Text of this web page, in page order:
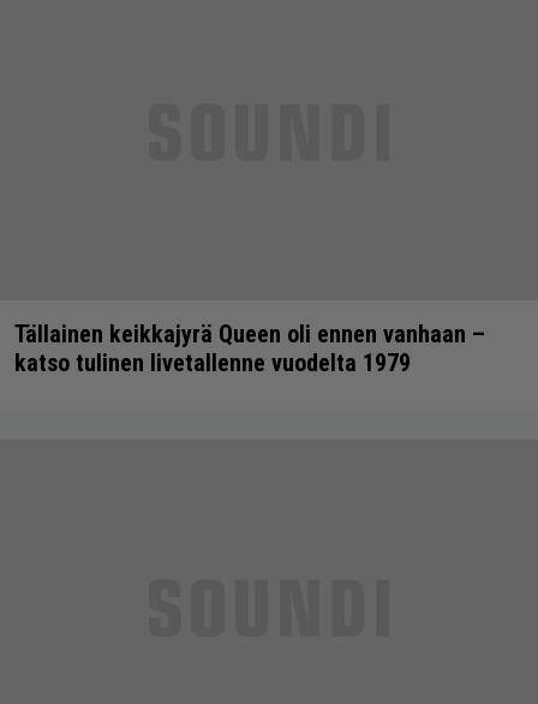
Tällainen keikkajyrä Queen oli ennen vanhaan –
katso tulinen livetallenne vuodelta 1979